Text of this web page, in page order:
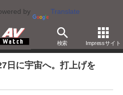
by Translate
検索 Impressサイト
日に宇宙へ。打上げを